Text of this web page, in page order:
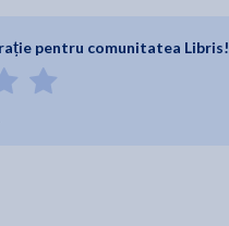
pentru comunitatea Libris!